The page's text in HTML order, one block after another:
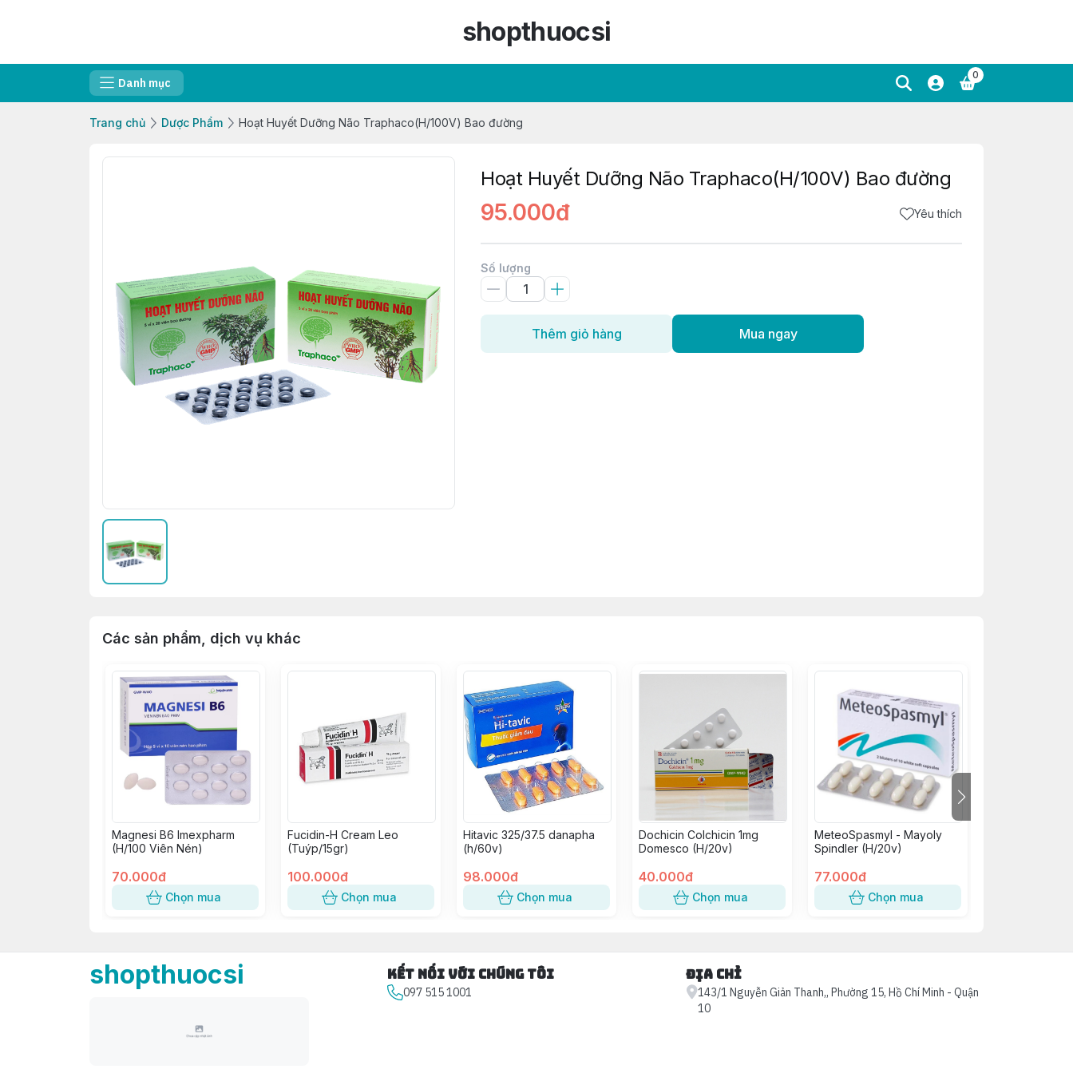
shopthuocsi
Danh mục
0
Trang chủ Dược Phẩm Hoạt Huyết Dưỡng Não Traphaco(H/100V) Bao đường
Hoạt Huyết Dưỡng Não Traphaco(H/100V) Bao đường
95.000đ Yêu thích
Số lượng
Thêm giỏ hàng Mua ngay
Các sản phẩm, dịch vụ khác
Magnesi B6 Imexpharm
(H/100 Viên Nén)
70.000đ
Chọn mua
Fucidin-H Cream Leo
(Tuýp/15gr)
100.000đ
Chọn mua
Hitavic 325/37.5 danapha
(h/60v)
98.000đ
Chọn mua
Dochicin Colchicin 1mg
Domesco (H/20v)
40.000đ
Chọn mua
MeteoSpasmyl - Mayoly
Spindler (H/20v)
77.000đ
Chọn mua
shopthuocsi Kết nối với chúng tôi
097 515 1001
Địa chỉ
143/1 Nguyễn Giản Thanh,, Phường 15, Hồ Chí Minh - Quận
10